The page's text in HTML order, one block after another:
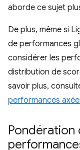
aborde ce sujet
De plus, même si
de performances
considérer les
distribution de
savoir plus,
performances
Pondération